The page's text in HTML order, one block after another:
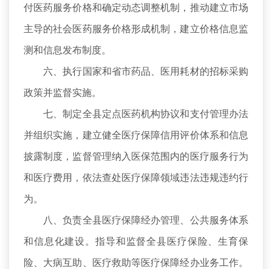
付医药服务价格和确定动态调整机制，推动建立市场
主导的社会医药服务价格形成机制，建立价格信息监
测和信息发布制度。
六、执行国家和省市药品、医用耗材的招标采购
政策并监督实施。
七、制定全县定点医药机构协议和支付管理办法
并组织实施，建立健全医疗保障信用评价体系和信息
披露制度，监督管理纳入医保范围内的医疗服务行为
和医疗费用，依法查处医疗保障领域违法违规违约行
为。
八、负责全县医疗保障经办管理、公共服务体系
和信息化建设。指导和监督全县医疗保险、生育保
险、大病互助、医疗救助等医疗保障经办业务工作。